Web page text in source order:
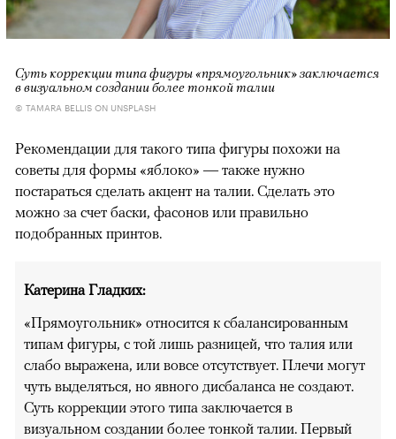
Суть коррекции типа фигуры «прямоугольник» заключается
в визуальном создании более тонкой талии
© TAMARA BELLIS ON UNSPLASH
Рекомендации для такого типа фигуры похожи на
советы для формы «яблоко» — также нужно
постараться сделать акцент на талии. Сделать это
можно за счет баски, фасонов или правильно
подобранных принтов.
Катерина Гладких:
«Прямоугольник» относится к сбалансированным
типам фигуры, с той лишь разницей, что талия или
слабо выражена, или вовсе отсутствует. Плечи могут
чуть выделяться, но явного дисбаланса не создают.
Суть коррекции этого типа заключается в
визуальном создании более тонкой талии. Первый